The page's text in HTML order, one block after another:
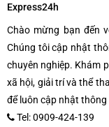
Express24h
Chào mừng bạn đến
Chúng tôi cập nhật
chuyên nghiệp. Khám
xã hội, giải trí và thể
để luôn cập nhật
Tel: 0909-424-139